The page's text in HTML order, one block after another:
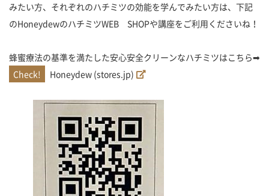
みたい方、それぞれのハチミツの効能を学んでみたい方は、下記
のHoneydewのハチミツWEB SHOPや講座をご利用くださいね！
蜂蜜療法の基準を満たした安心安全クリーンなハチミツはこちら➡
Honeydew (stores.jp)